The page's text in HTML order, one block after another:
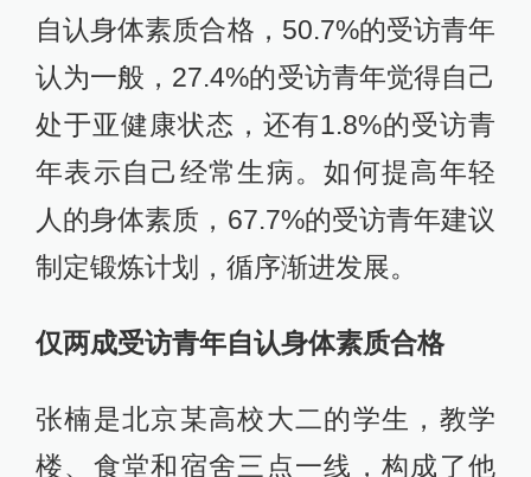
自认身体素质合格，50.7%的受访青年
认为一般，27.4%的受访青年觉得自己
处于亚健康状态，还有1.8%的受访青
年表示自己经常生病。如何提高年轻
人的身体素质，67.7%的受访青年建议
制定锻炼计划，循序渐进发展。
仅两成受访青年自认身体素质合格
张楠是北京某高校大二的学生，教学
楼、食堂和宿舍三点一线，构成了他